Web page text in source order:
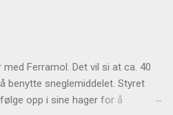
Reirene plasseres på alt fra
til takutspring og
ungene, kan de oppleves
Mange ønsker da å avlive
eller fjerne reirene. Mangel på
Ferramol. Det vil si at ca. 40
benytte sneglemiddelet. Styret
opp i sine hager for å